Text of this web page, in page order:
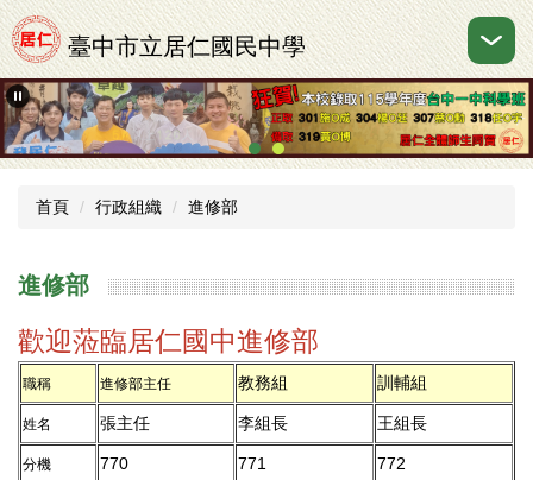
跳
到
主
要
內
容
區
臺中市立居仁國民中學
首頁 行政組織 進修部
進修部
歡迎蒞臨居仁國中進修部
職稱 進修部主任 教務組 訓輔組
姓名 張主任 李組長 王組長
分機 770 771 772